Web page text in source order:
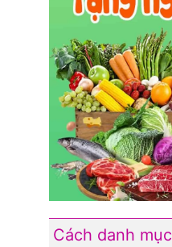
Cách danh mục